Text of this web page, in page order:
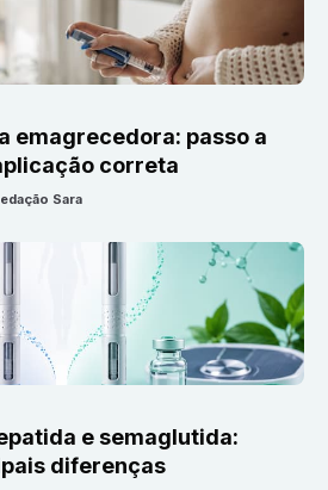
emagrecedora: passo a
correta
Sara
e semaglutida:
diferenças